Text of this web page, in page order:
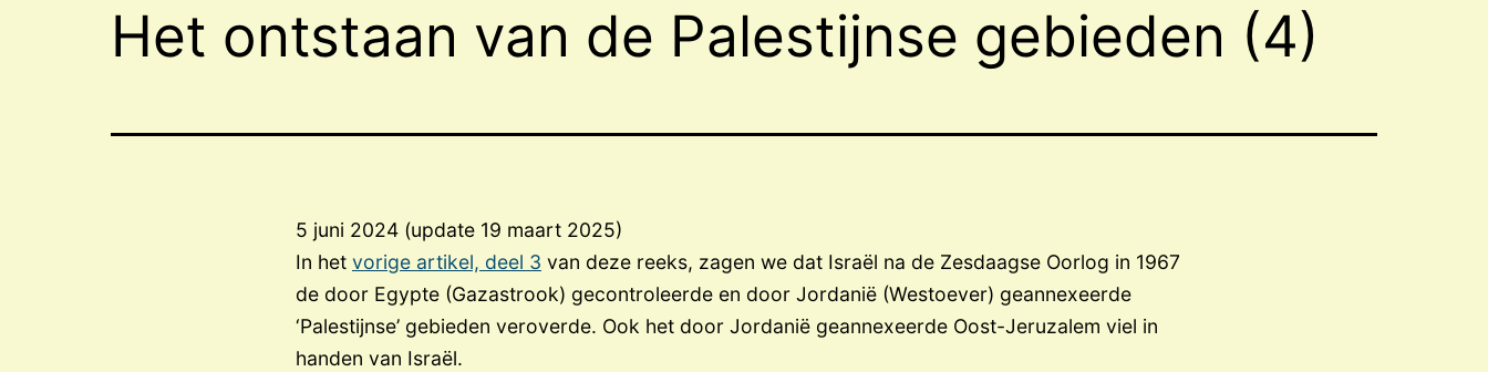
Het ontstaan van de Palestijnse gebieden (4)
5 juni 2024 (update 19 maart 2025)
In het vorige artikel, deel 3 van deze reeks, zagen we dat Israël na de Zesdaagse Oorlog in 1967
de door Egypte (Gazastrook) gecontroleerde en door Jordanië (Westoever) geannexeerde
‘Palestijnse’ gebieden veroverde. Ook het door Jordanië geannexeerde Oost-Jeruzalem viel in
handen van Israël.